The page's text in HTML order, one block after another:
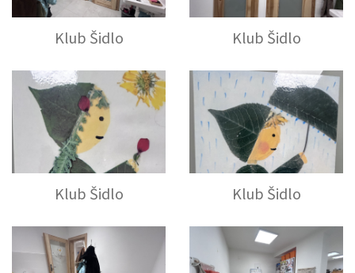
Klub Šidlo Klub Šidlo
Klub Šidlo Klub Šidlo